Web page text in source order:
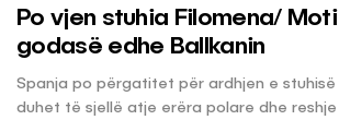
Po vjen stuhia Filomena/
godasë edhe Ballkanin
Spanja po përgatitet për ardhjen e stuhisë
duhet të sjellë atje erëra polare dhe reshje